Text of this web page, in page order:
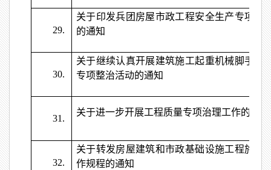
29.
关于印发兵团房屋市政工程安全生产专项整
的通知
30.
关于继续认真开展建筑施工起重机械脚手架
专项整治活动的通知
31.
关于进一步开展工程质量专项治理工作的通知
32.
关于转发房屋建筑和市政基础设施工程施工
作规程的通知